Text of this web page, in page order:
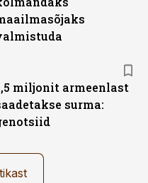
miljonit armeenlast
surma: